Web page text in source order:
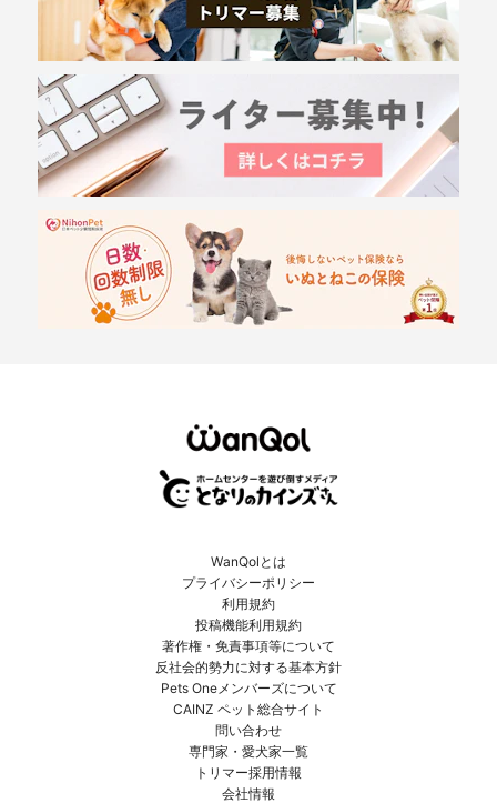
WanQolとは
プライバシーポリシー
利用規約
投稿機能利用規約
著作権・免責事項等について
反社会的勢力に対する基本方針
Pets Oneメンバーズについて
CAINZ ペット総合サイト
問い合わせ
専門家・愛犬家一覧
トリマー採用情報
会社情報